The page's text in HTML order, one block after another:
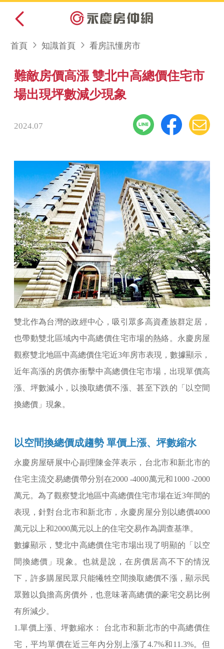
首頁 知識首頁 看房訊懂房市
難敵房價高漲 雙北中高總價住宅市
場出現坪數減少現象
2024.07
雙北作為台灣的政經中心，吸引眾多高資產族群定居，
也帶動雙北區域內中高總價住宅市場的熱絡。永慶房屋
觀察雙北地區中高總價住宅近3年房市表現，數據顯示，
近年高漲的房價亦衝擊中高總價住宅市場，出現單價高
漲、坪數減小，以換取總價不漲、甚至下跌的「以空間
換總價」現象。
以空間換總價成趨勢 單價上漲、坪數縮水
永慶房屋研展中心副理陳金萍表示，台北市和新北市的
住宅主流交易總價帶分別在2000 -4000萬元和1000 -2000
萬元。為了觀察雙北地區中高總價住宅市場在近3年間的
表現，針對台北市和新北市，永慶房屋分別以總價4000
萬元以上和2000萬元以上的住宅交易作為調查基準。
數據顯示，雙北中高總價住宅市場出現了明顯的「以空
間換總價」現象。也就是說，在房價居高不下的情況
下，許多購屋民眾只能犧牲空間換取總價不漲，顯示民
眾難以負擔高房價外，也意味著高總價的豪宅交易比例
有所減少。
1.單價上漲、坪數縮水： 台北市和新北市的中高總價住
宅，平均單價在近三年內分別上漲了4.7%和11.3%。但